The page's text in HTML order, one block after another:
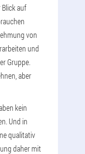
auf
von
und
Gruppe.
aber
kein
Und in
qualitativ
daher mit